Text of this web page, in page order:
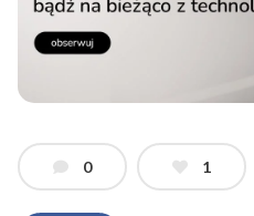
0 1